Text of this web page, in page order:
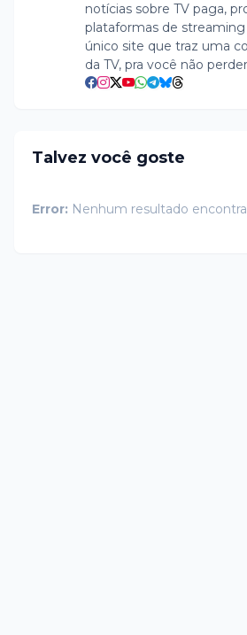
notícias sobre TV paga,
plataformas de
único site que traz uma
da TV, pra você não
Talvez você goste
Error: Nenhum resultado